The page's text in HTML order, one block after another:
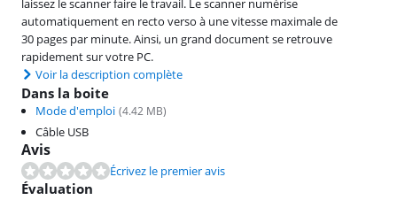
laissez le scanner faire le travail. Le scanner numérise
automatiquement en recto verso à une vitesse maximale de
30 pages par minute. Ainsi, un grand document se retrouve
rapidement sur votre PC.
Voir la description complète
Dans la boite
Mode d'emploi (4.42 MB)
Câble USB
Avis
Écrivez le premier avis
Évaluation